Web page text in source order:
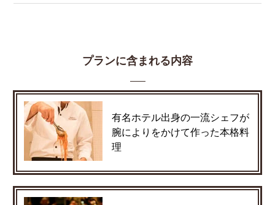
プランに含まれる内容
有名ホテル出身の一流シェフが
腕によりをかけて作った本格料
理